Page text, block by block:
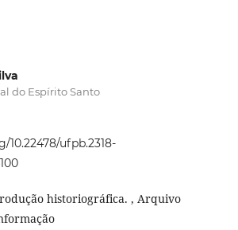
do Espírito Santo
10.22478/ufpb.2318-
historiográfica. , Arquivo